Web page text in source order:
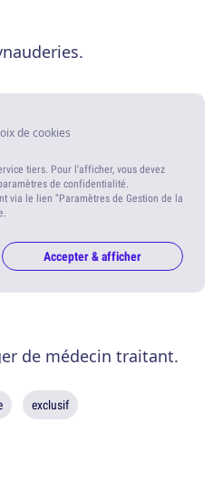
de cookies
tiers. Pour l'afficher, vous devez
de confidentialité.
via le lien "Paramètres de Gestion de la
Accepter & afficher
de médecin traitant.
exclusif